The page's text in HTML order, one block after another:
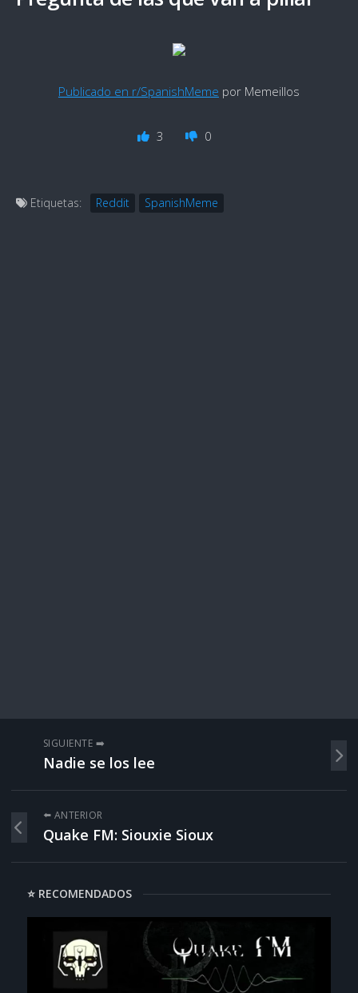
Publicado en r/SpanishMeme por Memeillos
3 0
Etiquetas: Reddit SpanishMeme
SIGUIENTE ➡️
Nadie se los lee
⬅️ ANTERIOR
Quake FM: Siouxie Sioux
⭐ RECOMENDADOS